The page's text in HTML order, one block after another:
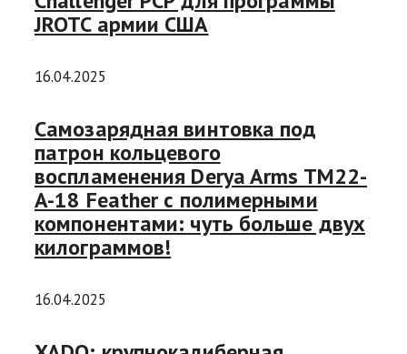
JROTC армии США
16.04.2025
Самозарядная винтовка под
патрон кольцевого
воспламенения Derya Arms TM22-
A-18 Feather с полимерными
компонентами: чуть больше двух
килограммов!
16.04.2025